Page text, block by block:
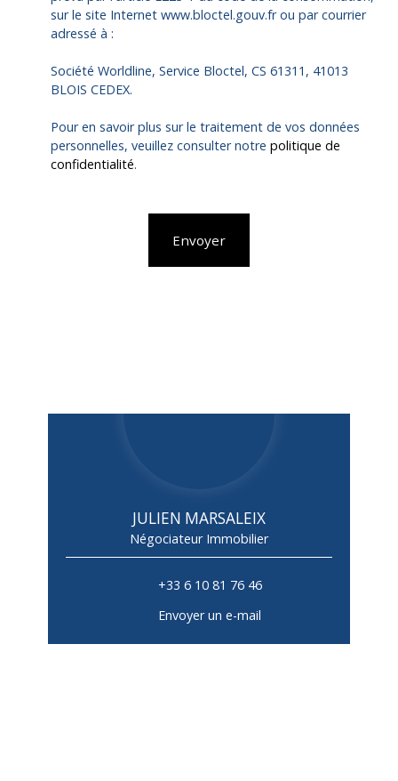
sur le site Internet www.bloctel.gouv.fr ou par courrier
adressé à :
Société Worldline, Service Bloctel, CS 61311, 41013
BLOIS CEDEX.
Pour en savoir plus sur le traitement de vos données
personnelles, veuillez consulter notre politique de
confidentialité.
Envoyer
JULIEN MARSALEIX
Négociateur Immobilier
+33 6 10 81 76 46
Envoyer un e-mail